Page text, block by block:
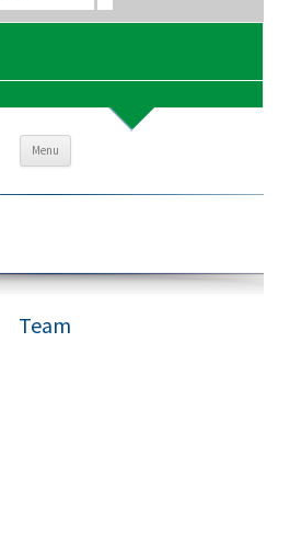
Menu Skip to content
Team